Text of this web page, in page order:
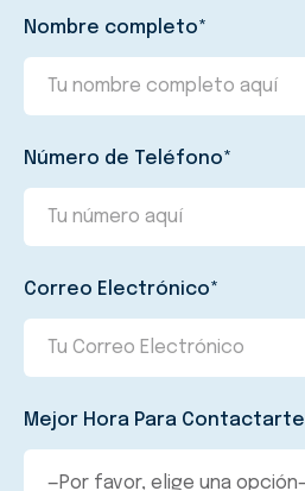
Nombre completo*
Número de Teléfono*
Correo Electrónico*
Mejor Hora Para Contactarte